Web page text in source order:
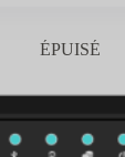
ÉPUISÉ